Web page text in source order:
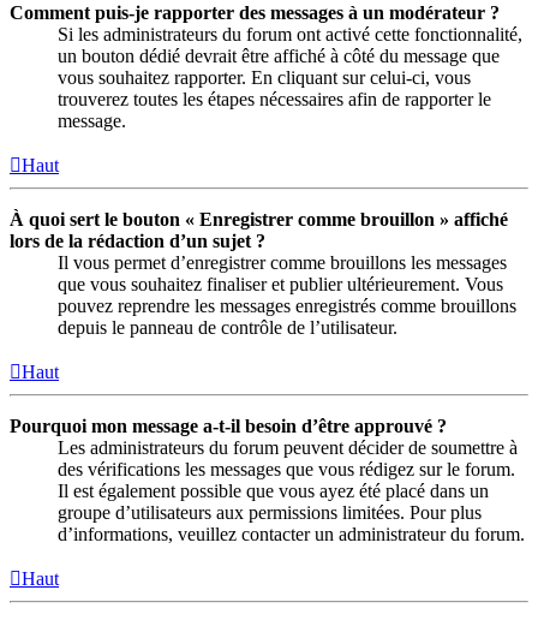
Comment puis-je rapporter des messages à un modérateur ?
Si les administrateurs du forum ont activé cette fonctionnalité,
un bouton dédié devrait être affiché à côté du message que
vous souhaitez rapporter. En cliquant sur celui-ci, vous
trouverez toutes les étapes nécessaires afin de rapporter le
message.
Haut
À quoi sert le bouton « Enregistrer comme brouillon » affiché
lors de la rédaction d’un sujet ?
Il vous permet d’enregistrer comme brouillons les messages
que vous souhaitez finaliser et publier ultérieurement. Vous
pouvez reprendre les messages enregistrés comme brouillons
depuis le panneau de contrôle de l’utilisateur.
Haut
Pourquoi mon message a-t-il besoin d’être approuvé ?
Les administrateurs du forum peuvent décider de soumettre à
des vérifications les messages que vous rédigez sur le forum.
Il est également possible que vous ayez été placé dans un
groupe d’utilisateurs aux permissions limitées. Pour plus
d’informations, veuillez contacter un administrateur du forum.
Haut